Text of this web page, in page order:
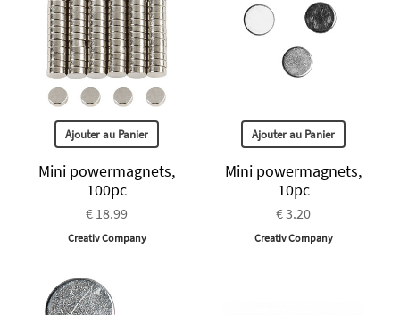
Ajouter au Panier
Mini powermagnets,
100pc
€ 18.99
Creativ Company
Ajouter au Panier
Mini powermagnets,
10pc
€ 3.20
Creativ Company